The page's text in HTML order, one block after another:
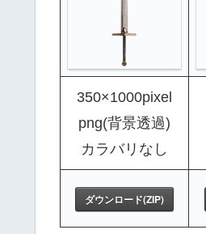
350×1000pixel
png(背景透過)
カラバリなし
ダウンロード(ZIP)